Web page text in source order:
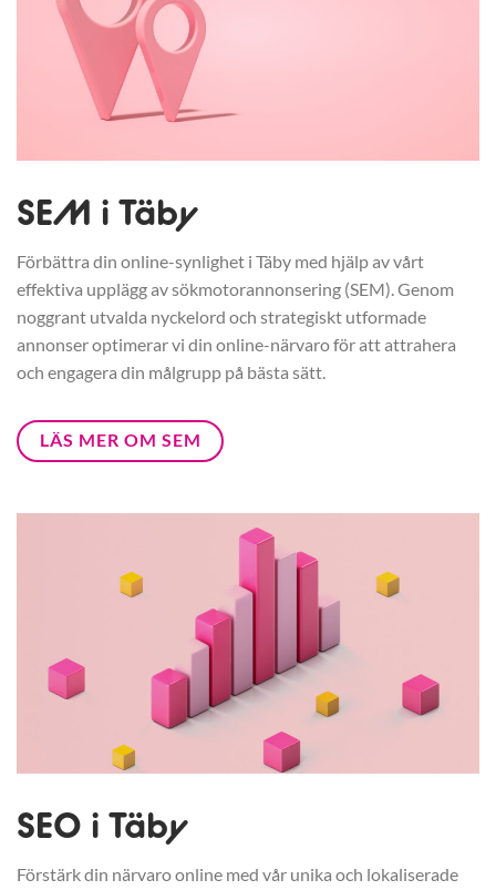
SEM i Täby
Förbättra din online-synlighet i Täby med hjälp av vårt
effektiva upplägg av sökmotorannonsering (SEM). Genom
noggrant utvalda nyckelord och strategiskt utformade
annonser optimerar vi din online-närvaro för att attrahera
och engagera din målgrupp på bästa sätt.
LÄS MER OM SEM
SEO i Täby
Förstärk din närvaro online med vår unika och lokaliserade